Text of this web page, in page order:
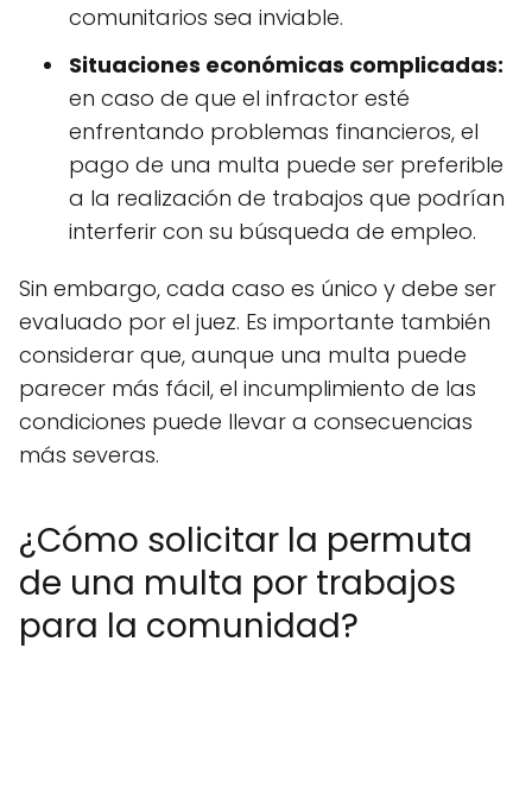
comunitarios sea inviable.
Situaciones económicas complicadas:
en caso de que el infractor esté
enfrentando problemas financieros, el
pago de una multa puede ser preferible
a la realización de trabajos que podrían
interferir con su búsqueda de empleo.
Sin embargo, cada caso es único y debe ser
evaluado por el juez. Es importante también
considerar que, aunque una multa puede
parecer más fácil, el incumplimiento de las
condiciones puede llevar a consecuencias
más severas.
¿Cómo solicitar la permuta
de una multa por trabajos
para la comunidad?